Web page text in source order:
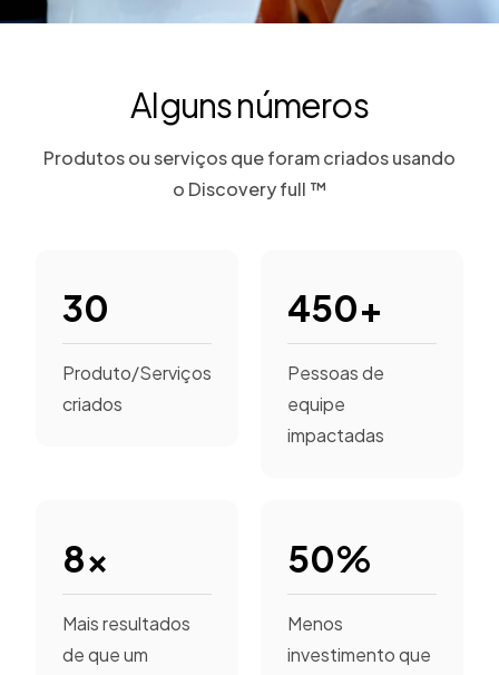
Alguns números
Produtos ou serviços que foram criados usando
o Discovery full ™
30
Produto/Serviços
criados
450+
Pessoas de
equipe
impactadas
8x
Mais resultados
de que um
50%
Menos
investimento que